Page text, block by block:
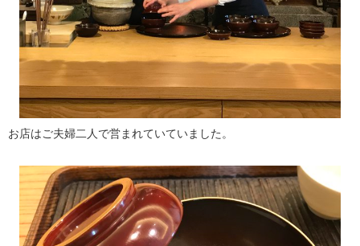
お店はご夫婦二人で営まれていていました。